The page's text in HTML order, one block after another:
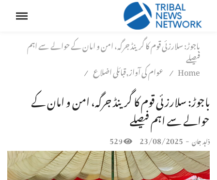
باجوڑ: سلارزئی قوم کا گرینڈ جرگہ، امن و امان کے حوالے سے اہم
فیصلے
Home
/ عوام کی آواز,قبائلی اضلاع /
باجوڑ: سلارزئی قوم کا گرینڈ جرگہ، امن و امان کے
حوالے سے اہم فیصلے
ذاہد جان -
23/08/2025